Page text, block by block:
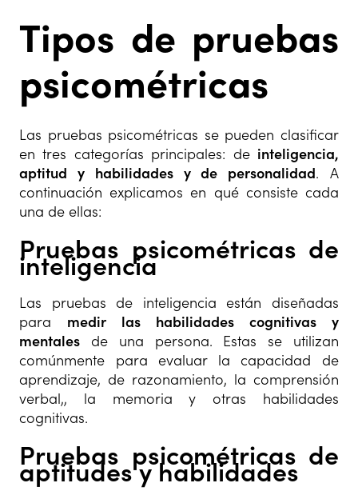
Tipos de pruebas
psicométricas
Las pruebas psicométricas se pueden clasificar
en tres categorías principales: de inteligencia,
aptitud y habilidades y de personalidad. A
continuación explicamos en qué consiste cada
una de ellas:
Pruebas psicométricas de
inteligencia
Las pruebas de inteligencia están diseñadas
para medir las habilidades cognitivas y
mentales de una persona. Estas se utilizan
comúnmente para evaluar la capacidad de
aprendizaje, de razonamiento, la comprensión
verbal,, la memoria y otras habilidades
cognitivas.
Pruebas psicométricas de
aptitudes y habilidades